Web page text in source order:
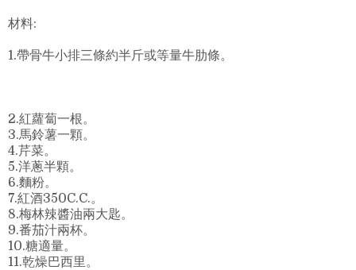
材料:
1.帶骨牛小排三條約半斤或等量牛肋條。
2.紅蘿蔔一根。
3.馬鈴薯一顆。
4.芹菜。
5.洋蔥半顆。
6.麵粉。
7.紅酒350C.C.。
8.梅林辣醬油兩大匙。
9.番茄汁兩杯。
10.糖適量。
11.乾燥巴西里。